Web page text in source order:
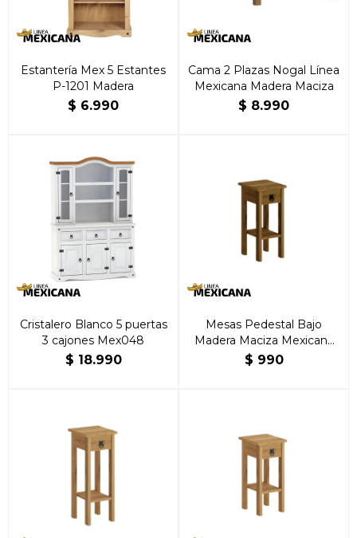
Estantería Mex 5 Estantes
P-1201 Madera
$ 6.990
Cama 2 Plazas Nogal Línea
Mexicana Madera Maciza
$ 8.990
Cristalero Blanco 5 puertas
3 cajones Mex048
$ 18.990
Mesas Pedestal Bajo
Madera Maciza Mexicana
Nogal
$ 990